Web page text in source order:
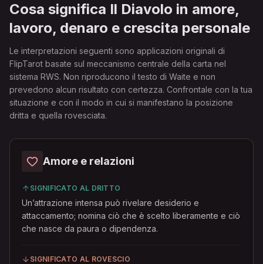
Cosa significa Il Diavolo in amore,
lavoro, denaro e crescita personale
Le interpretazioni seguenti sono applicazioni originali di
FlipTarot basate sul meccanismo centrale della carta nel
sistema RWS. Non riproducono il testo di Waite e non
prevedono alcun risultato con certezza. Confrontale con la tua
situazione e con il modo in cui si manifestano la posizione
dritta e quella rovesciata.
Amore e relazioni
SIGNIFICATO AL DRITTO
Un’attrazione intensa può rivelare desiderio e
attaccamento; nomina ciò che è scelto liberamente e ciò
che nasce da paura o dipendenza.
SIGNIFICATO AL ROVESCIO